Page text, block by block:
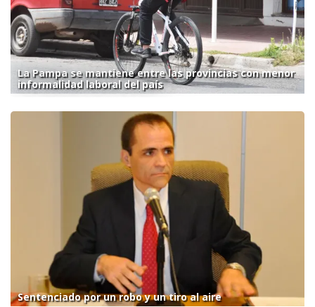
La Pampa se mantiene entre las provincias con menor
informalidad laboral del país
Sentenciado por un robo y un tiro al aire